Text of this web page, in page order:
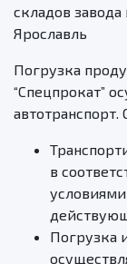
складов
Ярославль
Погрузка
“Спецпрокат”
автотранспорт.
в
Погрузка